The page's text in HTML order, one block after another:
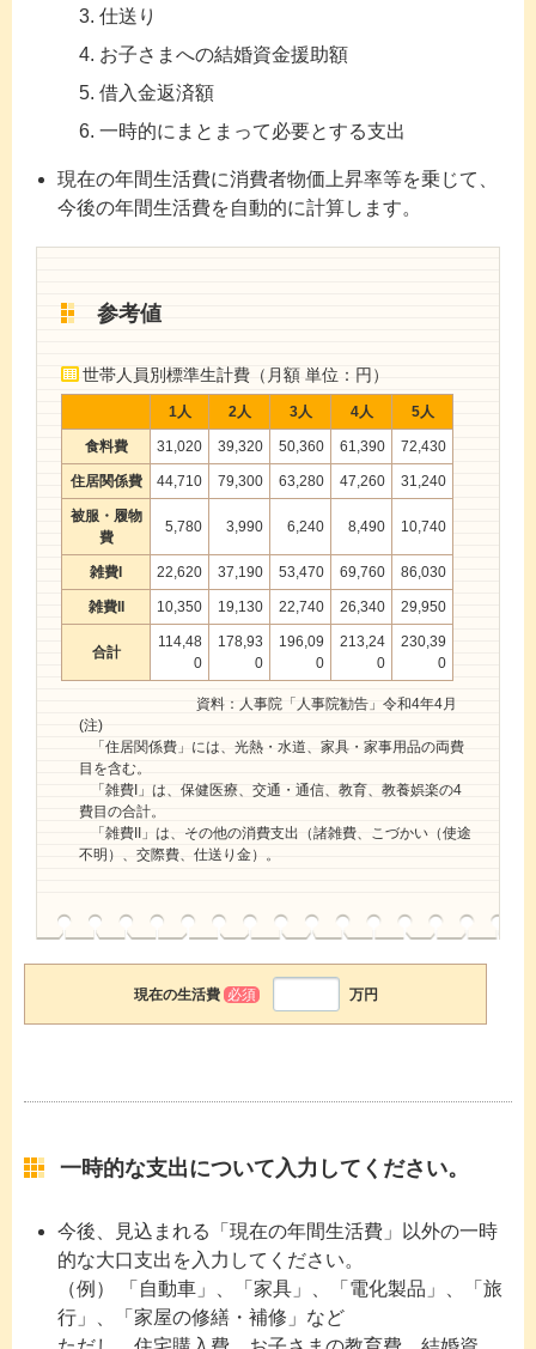
仕送り
お子さまへの結婚資金援助額
借入金返済額
一時的にまとまって必要とする支出
現在の年間生活費に消費者物価上昇率等を乗じて、
今後の年間生活費を自動的に計算します。
参考値
世帯人員別標準生計費（月額 単位：円）
1人 2人 3人 4人 5人
食料費 31,020 39,320 50,360 61,390 72,430
住居関係費 44,710 79,300 63,280 47,260 31,240
被服・履物
費
5,780 3,990 6,240 8,490 10,740
雑費I 22,620 37,190 53,470 69,760 86,030
雑費II 10,350 19,130 22,740 26,340 29,950
合計
114,48
0
178,93
0
196,09
0
213,24
0
230,39
0
資料：人事院「人事院勧告」令和4年4月
(注)
「住居関係費」には、光熱・水道、家具・家事用品の両費
目を含む。
「雑費I」は、保健医療、交通・通信、教育、教養娯楽の4
費目の合計。
「雑費II」は、その他の消費支出（諸雑費、こづかい（使途
不明）、交際費、仕送り金）。
現在の生活費 必須 万円
一時的な支出について入力してください。
今後、見込まれる「現在の年間生活費」以外の一時
的な大口支出を入力してください。
（例） 「自動車」、「家具」、「電化製品」、「旅
行」、「家屋の修繕・補修」など